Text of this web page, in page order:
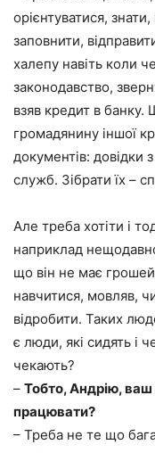
орієнтуватися,
заповнити,
халепу навіть коли
законодавство,
взяв кредит в банку.
громадянину іншої
документів: довідки
служб. Зібрати їх –
Але треба хотіти і
наприклад
що він не має
навчитися, мовляв,
відробити. Таких
є люди, які сидять і
чекають?
– Тобто, Андрію, ваш
працювати?
– Треба не те що